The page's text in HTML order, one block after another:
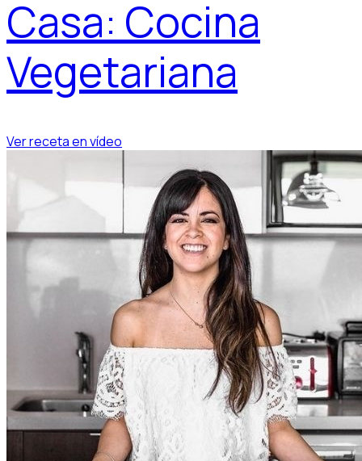
Casa: Cocina
Vegetariana
Ver receta en vídeo